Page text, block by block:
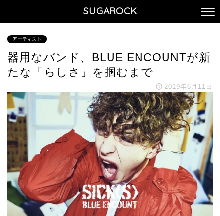
SUGAROCK
アーティスト
器用なバンド、BLUE ENCOUNTが新
たな「らしさ」を掴むまで
2019年6月11日